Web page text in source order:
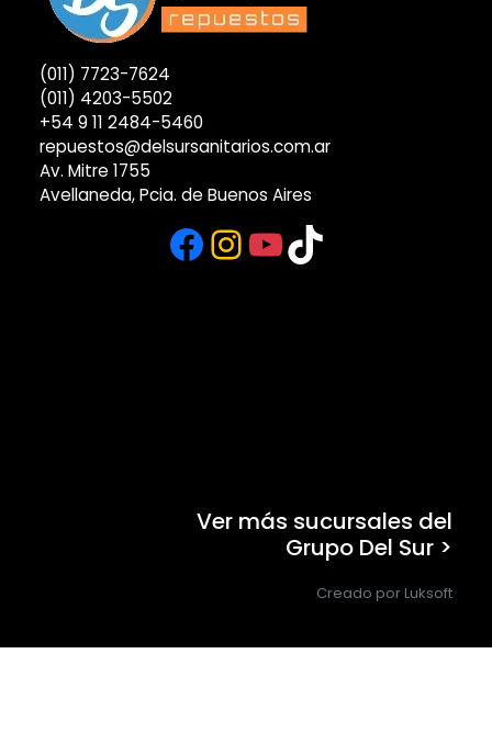
(011) 7723-7624
(011) 4203-5502
+54 9 11 2484-5460
repuestos@delsursanitarios.com.ar
Av. Mitre 1755
Avellaneda, Pcia. de Buenos Aires
Facebook
Instagram
YouTube
TikTok
Ver más sucursales del
Grupo Del Sur >
Creado por Luksoft